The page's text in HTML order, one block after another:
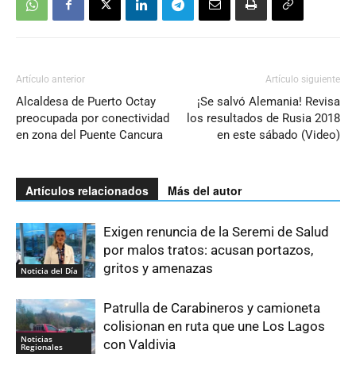
Artículo anterior
Alcaldesa de Puerto Octay
preocupada por conectividad
en zona del Puente Cancura
Artículo siguiente
¡Se salvó Alemania! Revisa
los resultados de Rusia 2018
en este sábado (Video)
Artículos relacionados Más del autor
Noticia del Día
Exigen renuncia de la Seremi de Salud
por malos tratos: acusan portazos,
gritos y amenazas
Noticias
Regionales
Patrulla de Carabineros y camioneta
colisionan en ruta que une Los Lagos
con Valdivia